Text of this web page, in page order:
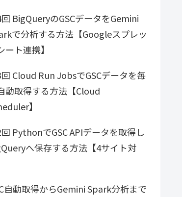
BigQueryのGSCデータをGemini
で分析する方法【Googleスプレッ
ート連携】
Cloud Run JobsでGSCデータを毎
動取得する方法【Cloud
】
PythonでGSC APIデータを取得し
へ保存する方法【4サイト対
自動取得からGemini Spark分析まで